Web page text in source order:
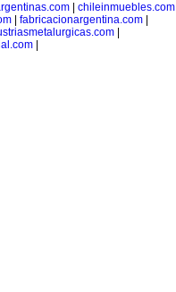
| chileinmuebles.com
| fabricacionargentina.com|
|